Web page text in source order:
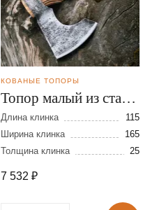
КОВАНЫЕ ТОПОРЫ
Топор малый из стали
9ХС
Длина клинка
115
Ширина клинка
165
Толщина клинка
25
7 532 ₽